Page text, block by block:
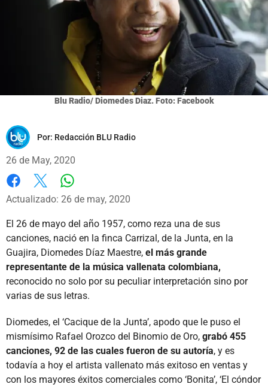
Blu Radio/ Diomedes Diaz. Foto: Facebook
Por: Redacción BLU Radio
26 de May, 2020
Facebook
X
Actualizado: 26 de may, 2020
El 26 de mayo del año 1957, como reza una de sus
canciones, nació en la finca Carrizal, de la Junta, en la
Guajira, Diomedes Díaz Maestre, el más grande
representante de la música vallenata colombiana,
reconocido no solo por su peculiar interpretación sino por
varias de sus letras.
Diomedes, el ‘Cacique de la Junta’, apodo que le puso el
mismísimo Rafael Orozco del Binomio de Oro, grabó 455
canciones, 92 de las cuales fueron de su autoría, y es
todavía a hoy el artista vallenato más exitoso en ventas y
con los mayores éxitos comerciales como ‘Bonita’, ‘El cóndor